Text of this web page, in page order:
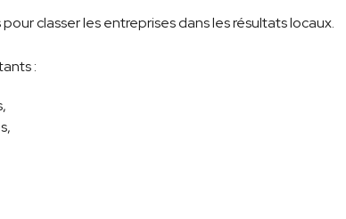
classer les entreprises dans les résultats locaux.
: